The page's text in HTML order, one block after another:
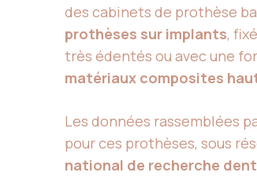
des cabinets de prothèse
prothèses sur implants,
très édentés ou avec une
matériaux composites
Les données rassemblées
pour ces prothèses, sous
national de recherche